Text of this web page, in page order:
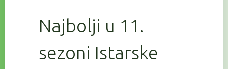
Najbolji u 11.
sezoni Istarske